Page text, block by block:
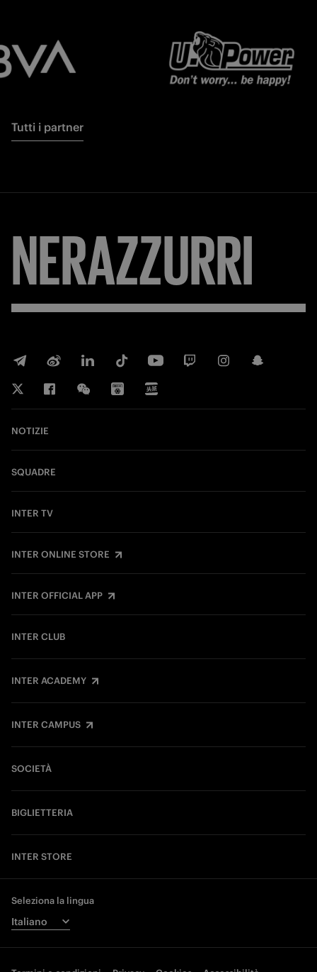
Tutti i partner
NERAZZURRI
NOTIZIE
SQUADRE
INTER TV
INTER ONLINE STORE
INTER OFFICIAL APP
INTER CLUB
INTER ACADEMY
INTER CAMPUS
SOCIETÀ
BIGLIETTERIA
INTER STORE
Seleziona la lingua